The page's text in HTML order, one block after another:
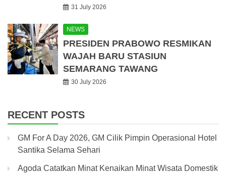
31 July 2026
NEWS
PRESIDEN PRABOWO RESMIKAN
WAJAH BARU STASIUN
SEMARANG TAWANG
30 July 2026
RECENT POSTS
GM For A Day 2026, GM Cilik Pimpin Operasional Hotel
Santika Selama Sehari
Agoda Catatkan Minat Kenaikan Minat Wisata Domestik